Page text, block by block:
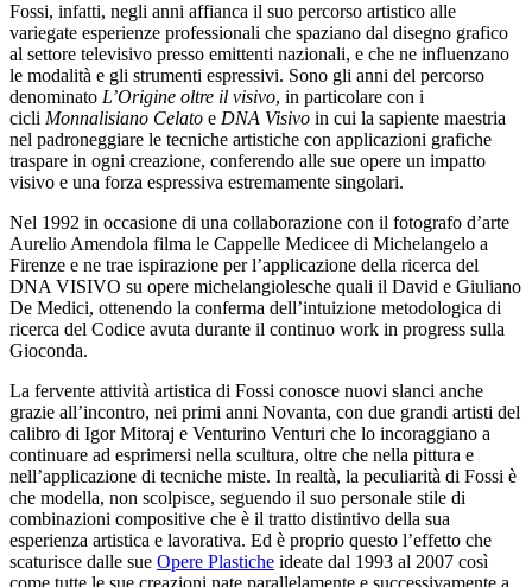
Fossi, infatti, negli anni affianca il suo percorso artistico alle
variegate esperienze professionali che spaziano dal disegno grafico
al settore televisivo presso emittenti nazionali, e che ne influenzano
le modalità e gli strumenti espressivi. Sono gli anni del percorso
denominato L’Origine oltre il visivo, in particolare con i
cicli Monnalisiano Celato e DNA Visivo in cui la sapiente maestria
nel padroneggiare le tecniche artistiche con applicazioni grafiche
traspare in ogni creazione, conferendo alle sue opere un impatto
visivo e una forza espressiva estremamente singolari.
Nel 1992 in occasione di una collaborazione con il fotografo d’arte
Aurelio Amendola filma le Cappelle Medicee di Michelangelo a
Firenze e ne trae ispirazione per l’applicazione della ricerca del
DNA VISIVO su opere michelangiolesche quali il David e Giuliano
De Medici, ottenendo la conferma dell’intuizione metodologica di
ricerca del Codice avuta durante il continuo work in progress sulla
Gioconda.
La fervente attività artistica di Fossi conosce nuovi slanci anche
grazie all’incontro, nei primi anni Novanta, con due grandi artisti del
calibro di Igor Mitoraj e Venturino Venturi che lo incoraggiano a
continuare ad esprimersi nella scultura, oltre che nella pittura e
nell’applicazione di tecniche miste. In realtà, la peculiarità di Fossi è
che modella, non scolpisce, seguendo il suo personale stile di
combinazioni compositive che è il tratto distintivo della sua
esperienza artistica e lavorativa. Ed è proprio questo l’effetto che
scaturisce dalle sue Opere Plastiche ideate dal 1993 al 2007 così